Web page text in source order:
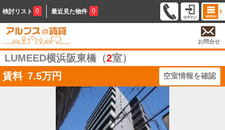
検討リスト 0 最近見た物件 0
お問合せ
LUMEED横浜阪東橋（2室）
賃料 7.5万円 空室情報を確認